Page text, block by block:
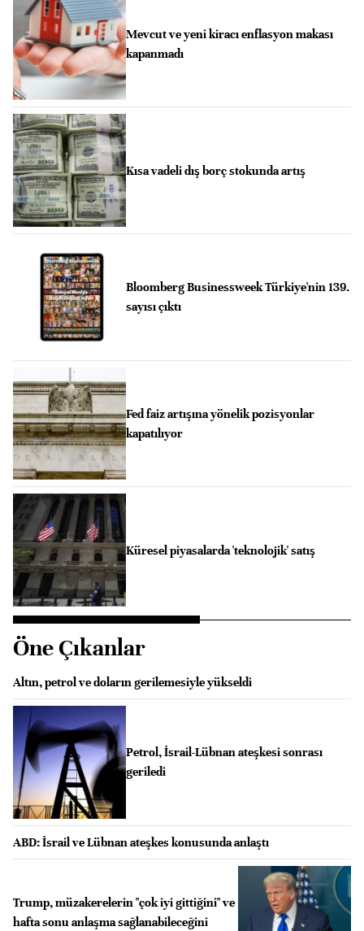
Mevcut ve yeni kiracı enflasyon makası
kapanmadı
Kısa vadeli dış borç stokunda artış
Bloomberg Businessweek Türkiye'nin 139.
sayısı çıktı
Fed faiz artışına yönelik pozisyonlar
kapatılıyor
Küresel piyasalarda 'teknolojik' satış
Öne Çıkanlar
Altın, petrol ve doların gerilemesiyle yükseldi
Petrol, İsrail-Lübnan ateşkesi sonrası
geriledi
ABD: İsrail ve Lübnan ateşkes konusunda anlaştı
Trump, müzakerelerin "çok iyi gittiğini" ve
hafta sonu anlaşma sağlanabileceğini